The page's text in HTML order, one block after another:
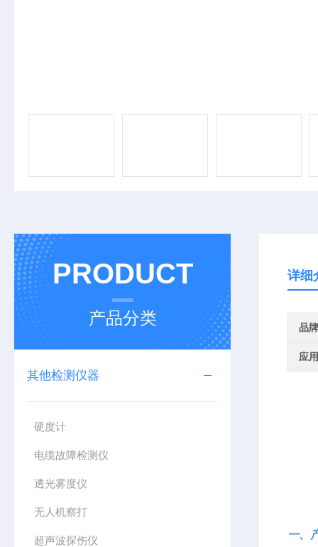
PRODUCT
产品分类
其他检测仪器
硬度计
电缆故障检测仪
透光雾度仪
无人机察打
超声波探伤仪
详细
品牌
应
一、